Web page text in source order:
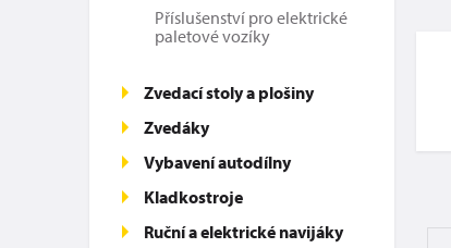
Příslušenství pro elektrické
paletové vozíky
Zvedací stoly a plošiny
Zvedáky
Vybavení autodílny
Kladkostroje
Ruční a elektrické navijáky